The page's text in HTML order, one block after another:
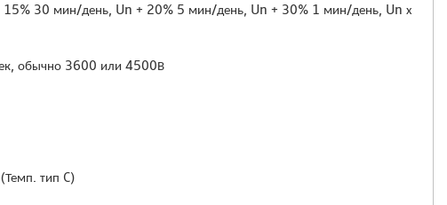
30 мин/день, Un + 20% 5 мин/день, Un + 30% 1 мин/день, Un х
обычно 3600 или 4500В
тип C)